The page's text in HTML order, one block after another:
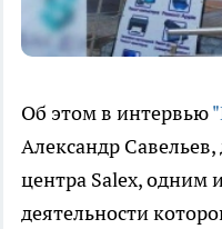
Об этом в интервью
Александр
центра Salex, одним
деятельности